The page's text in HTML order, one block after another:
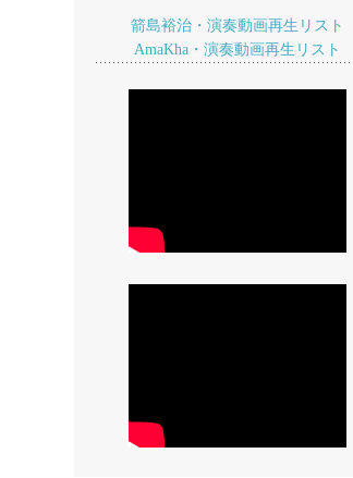
箭島裕治・演奏動画再生リスト
AmaKha・演奏動画再生リスト